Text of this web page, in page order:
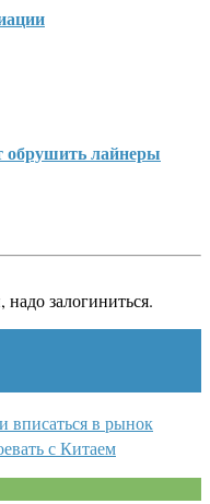
лайнеры
залогиниться.
вписаться в рынок
с Китаем